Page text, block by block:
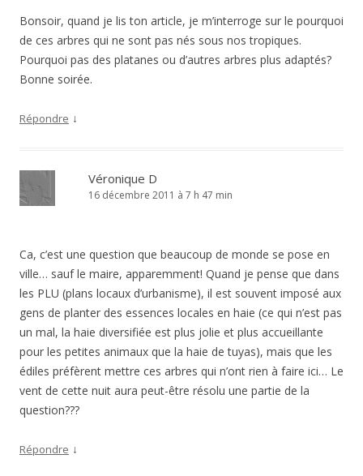
Bonsoir, quand je lis ton article, je m’interroge sur le pourquoi
de ces arbres qui ne sont pas nés sous nos tropiques.
Pourquoi pas des platanes ou d’autres arbres plus adaptés?
Bonne soirée.
Répondre ↓
Véronique D
16 décembre 2011 à 7 h 47 min
Ca, c’est une question que beaucoup de monde se pose en
ville… sauf le maire, apparemment! Quand je pense que dans
les PLU (plans locaux d’urbanisme), il est souvent imposé aux
gens de planter des essences locales en haie (ce qui n’est pas
un mal, la haie diversifiée est plus jolie et plus accueillante
pour les petites animaux que la haie de tuyas), mais que les
édiles préfèrent mettre ces arbres qui n’ont rien à faire ici… Le
vent de cette nuit aura peut-être résolu une partie de la
question???
Répondre ↓